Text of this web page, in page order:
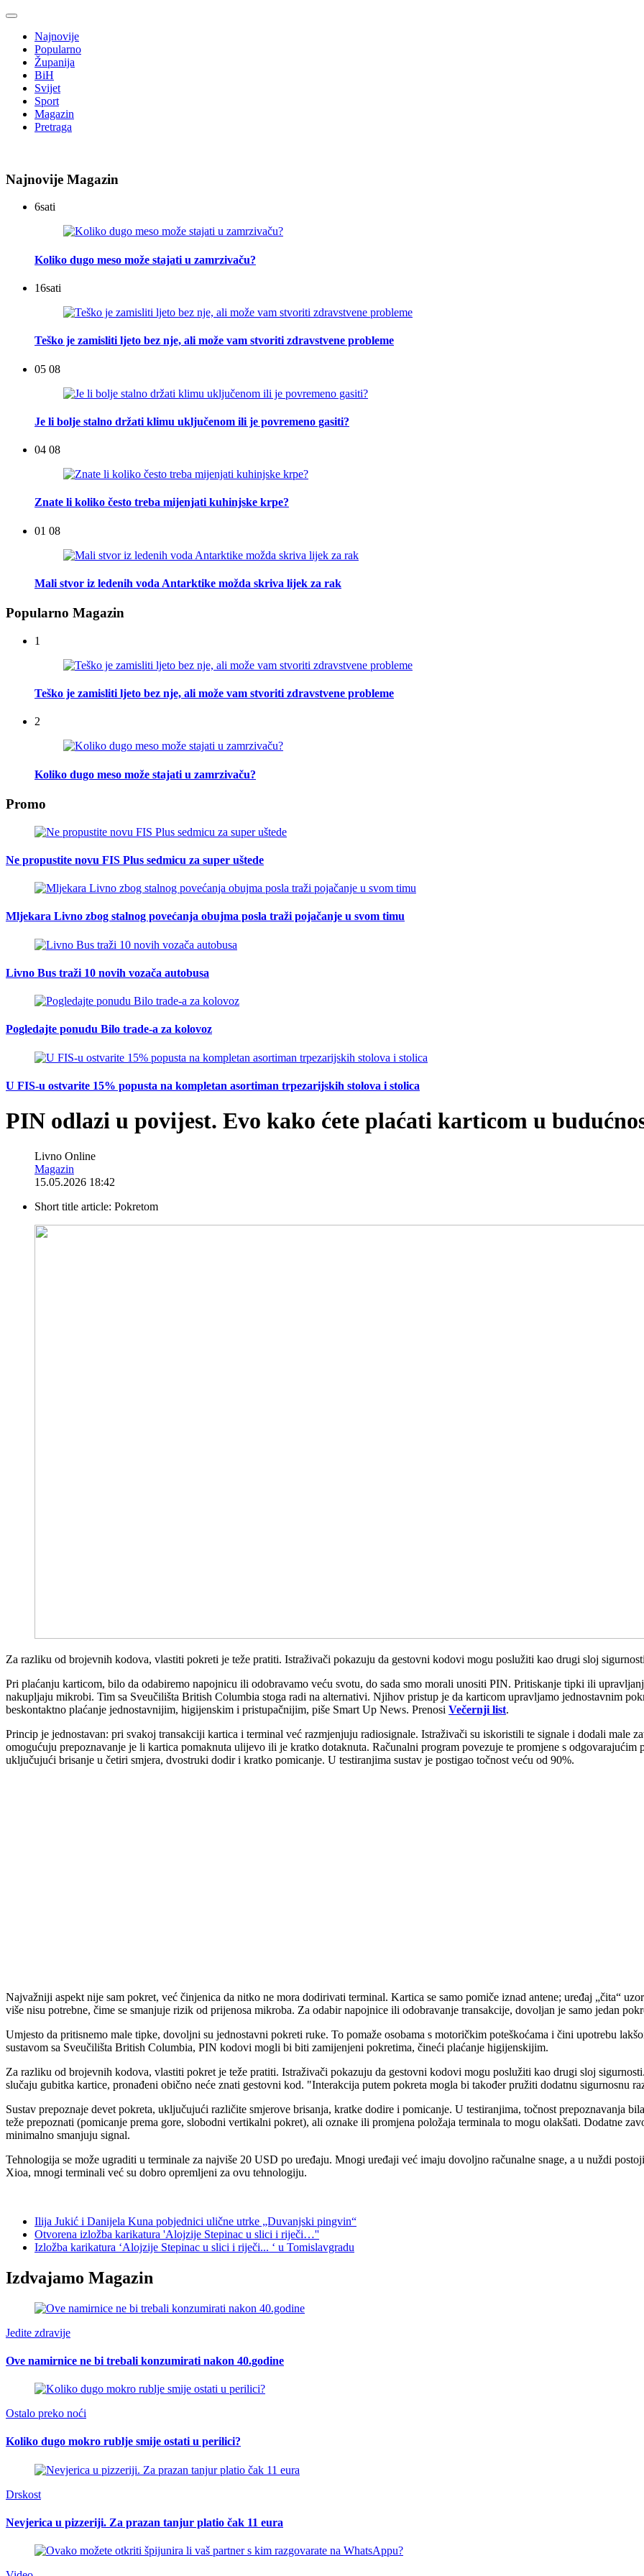
Najnovije
Popularno
Županija
BiH
Svijet
Sport
Magazin
Pretraga
Najnovije Magazin
6sati
Koliko dugo meso može stajati u zamrzivaču?
16sati
Teško je zamisliti ljeto bez nje, ali može vam stvoriti zdravstvene probleme
05 08
Je li bolje stalno držati klimu uključenom ili je povremeno gasiti?
04 08
Znate li koliko često treba mijenjati kuhinjske krpe?
01 08
Mali stvor iz ledenih voda Antarktike možda skriva lijek za rak
Popularno Magazin
1
Teško je zamisliti ljeto bez nje, ali može vam stvoriti zdravstvene probleme
2
Koliko dugo meso može stajati u zamrzivaču?
Promo
Ne propustite novu FIS Plus sedmicu za super uštede
Mljekara Livno zbog stalnog povećanja obujma posla traži pojačanje u svom timu
Livno Bus traži 10 novih vozača autobusa
Pogledajte ponudu Bilo trade-a za kolovoz
U FIS-u ostvarite 15% popusta na kompletan asortiman trpezarijskih stolova i stolica
PIN odlazi u povijest. Evo kako ćete plaćati karticom u
Livno Online
Magazin
15.05.2026 18:42
Short title article: Pokretom
Za razliku od brojevnih kodova, vlastiti pokreti je teže pratiti. Istraživači pokazuju da gestovni kodovi mogu poslužiti kao drugi sloj
Pri plaćanju karticom, bilo da odabiremo napojnicu ili odobravamo veću svotu, do sada smo morali unositi PIN. Pritiskanje tipki ili
nakupljaju mikrobi. Tim sa Sveučilišta British Columbia stoga radi na alternativi. Njihov pristup je da karticom upravljamo jednostavnim
beskontaktno plaćanje jednostavnijim, higijenskim i pristupačnijim, piše Smart Up News. Prenosi Večernji list.
Princip je jednostavan: pri svakoj transakciji kartica i terminal već razmjenjuju radiosignale. Istraživači su iskoristili te signale i dodali male
omogućuju prepoznavanje je li kartica pomaknuta ulijevo ili je kratko dotaknuta. Računalni program povezuje te promjene s
uključujući brisanje u četiri smjera, dvostruki dodir i kratko pomicanje. U testiranjima sustav je postigao točnost veću od 90%.
Najvažniji aspekt nije sam pokret, već činjenica da nitko ne mora dodirivati terminal. Kartica se samo pomiče iznad antene; uređaj „čita“
više nisu potrebne, čime se smanjuje rizik od prijenosa mikroba. Za odabir napojnice ili odobravanje transakcije, dovoljan je samo jedan
Umjesto da pritisnemo male tipke, dovoljni su jednostavni pokreti ruke. To pomaže osobama s motoričkim poteškoćama i čini upotrebu
sustavom sa Sveučilišta British Columbia, PIN kodovi mogli bi biti zamijenjeni pokretima, čineći plaćanje higijenskijim.
Za razliku od brojevnih kodova, vlastiti pokret je teže pratiti. Istraživači pokazuju da gestovni kodovi mogu poslužiti kao drugi sloj
slučaju gubitka kartice, pronađeni obično neće znati gestovni kod. "Interakcija putem pokreta mogla bi također pružiti dodatnu sigurnosnu
Sustav prepoznaje devet pokreta, uključujući različite smjerove brisanja, kratke dodire i pomicanje. U testiranjima, točnost prepoznavanja
teže prepoznati (pomicanje prema gore, slobodni vertikalni pokret), ali oznake ili promjena položaja terminala to mogu olakšati. Dodatne
minimalno smanjuju signal.
Tehnologija se može ugraditi u terminale za najviše 20 USD po uređaju. Mnogi uređaji već imaju dovoljno računalne snage, a u nuždi
Xioa, mnogi terminali već su dobro opremljeni za ovu tehnologiju.
Ilija Jukić i Danijela Kuna pobjednici ulične utrke „Duvanjski pingvin“
Otvorena izložba karikatura 'Alojzije Stepinac u slici i riječi…''
Izložba karikatura ‘Alojzije Stepinac u slici i riječi... ‘ u Tomislavgradu
Izdvajamo Magazin
Jedite zdravije
Ove namirnice ne bi trebali konzumirati nakon 40.godine
Ostalo preko noći
Koliko dugo mokro rublje smije ostati u perilici?
Drskost
Nevjerica u pizzeriji. Za prazan tanjur platio čak 11 eura